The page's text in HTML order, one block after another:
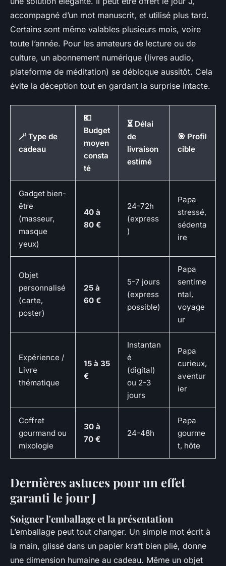
accompagné d’un mot manuscrit, et utilisé plus tard.
Certains sont même valables plusieurs mois, voire
toute l’année. Pour les amateurs de lecture ou de
culture, un abonnement numérique (livres audio,
plateforme de méditation) se débloque aussitôt. Cela
évite la déception tout en gardant la surprise intacte.
🪄 Type de
cadeau
💶
Budget
moyen
consta
té
⏳ Délai
de
livraison
estimé
🎯 Profil
cible
Gadget bien-
être
(masseur,
masque
yeux)
40 à
80 €
24-72h
(express
)
Papa
stressé,
sédenta
ire
Objet
personnalisé
(carte,
poster)
25 à
60 €
5-7 jours
(express
possible)
Papa
sentime
ntal,
voyage
ur
Expérience /
Livre
thématique
15 à 35
€
Instantan
é
(digital)
ou 2-3
jours
Papa
curieux,
aventur
ier
Coffret
gourmand ou
mixologie
30 à
70 €
24-48h
Papa
gourme
t, hôte
Dernières astuces pour un effet
garanti le jour J
Soigner l'emballage et la présentation
L’emballage peut tout changer. Un simple mot écrit à
la main, glissé dans un papier kraft bien plié, donne
une dimension humaine au cadeau. Même un objet